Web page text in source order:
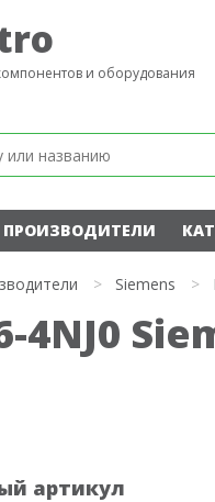
и оборудования
ПРОИЗВОДИТЕЛИ
> Siemens >
4NJ0
артикул